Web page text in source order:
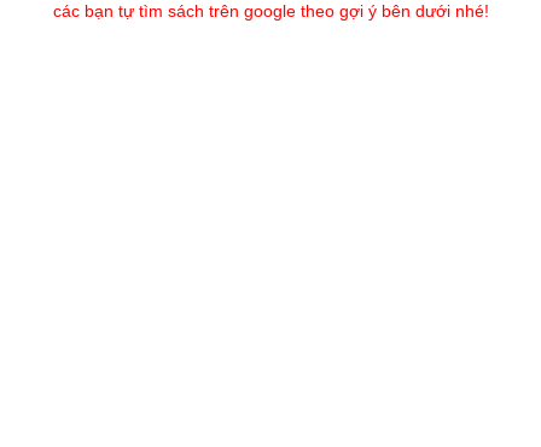
các bạn tự tìm sách trên google theo gợi ý bên dưới nhé!